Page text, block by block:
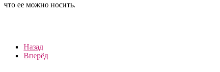
что ее можно носить.
Назад
Вперёд